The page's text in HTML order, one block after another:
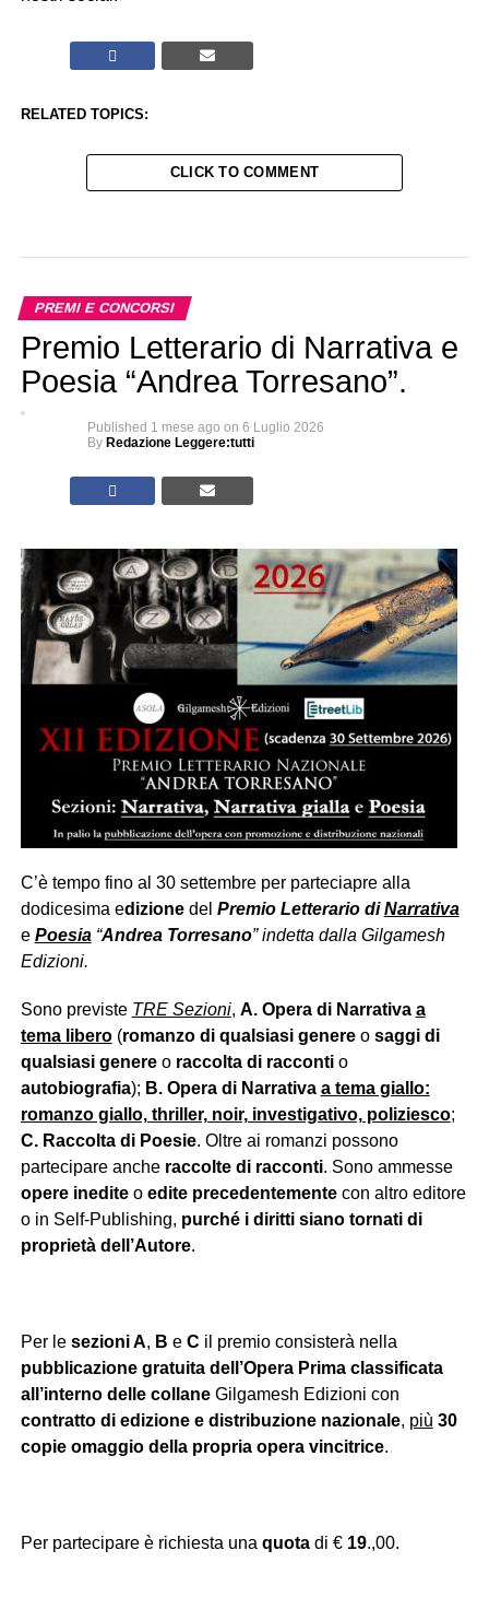
RELATED TOPICS:
CLICK TO COMMENT
PREMI E CONCORSI
Premio Letterario di Narrativa e
Poesia “Andrea Torresano”.
Published 1 mese ago on 6 Luglio 2026
By Redazione Leggere:tutti
C’è tempo fino al 30 settembre per parteciapre alla
dodicesima edizionedel Premio Letterario diNarrativa
e Poesia “Andrea Torresano” indetta dalla Gilgamesh
Edizioni.
Sono previste TRE Sezioni, A. Opera di Narrativa a
tema libero(romanzo di qualsiasi genereo saggi di
qualsiasi genereo raccolta di racconti o
autobiografia); B. Opera di Narrativa a tema giallo:
romanzo giallo, thriller, noir, investigativo, poliziesco;
C. Raccolta di Poesie. Oltre ai romanzi possono
partecipare anche raccolte di racconti. Sono ammesse
opere inedite o edite precedentementecon altro editore
o in Self-Publishing, purché i diritti siano tornati di
proprietà dell’Autore.
Per le sezioni A, B e C il premio consisterà nella
pubblicazione gratuita dell’Opera Prima classificata
all’interno delle collaneGilgamesh Edizioni con
contratto di edizione e distribuzione nazionale, più 30
copie omaggio della propria opera vincitrice.
Per partecipare è richiesta una quotadi € 19.,00.